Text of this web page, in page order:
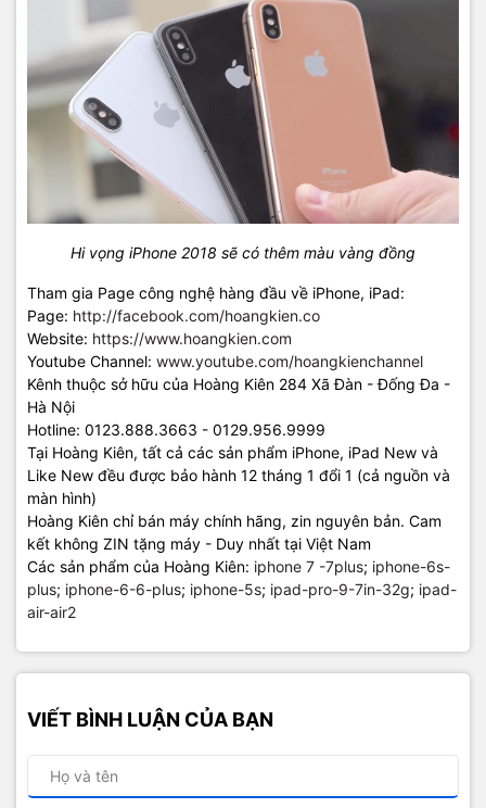
Hi vọng iPhone 2018 sẽ có thêm màu vàng đồng
Tham gia Page công nghệ hàng đầu về iPhone, iPad:
Page: http://facebook.com/hoangkien.co
Website: https://www.hoangkien.com
Youtube Channel: www.youtube.com/hoangkienchannel
Kênh thuộc sở hữu của Hoàng Kiên 284 Xã Đàn - Đống Đa -
Hà Nội
Hotline: 0123.888.3663 - 0129.956.9999
Tại Hoàng Kiên, tất cả các sản phẩm iPhone, iPad New và
Like New đều được bảo hành 12 tháng 1 đổi 1 (cả nguồn và
màn hình)
Hoàng Kiên chỉ bán máy chính hãng, zin nguyên bản. Cam
kết không ZIN tặng máy - Duy nhất tại Việt Nam
Các sản phẩm của Hoàng Kiên: iphone 7 -7plus; iphone-6s-
plus; iphone-6-6-plus; iphone-5s; ipad-pro-9-7in-32g; ipad-
air-air2
VIẾT BÌNH LUẬN CỦA BẠN